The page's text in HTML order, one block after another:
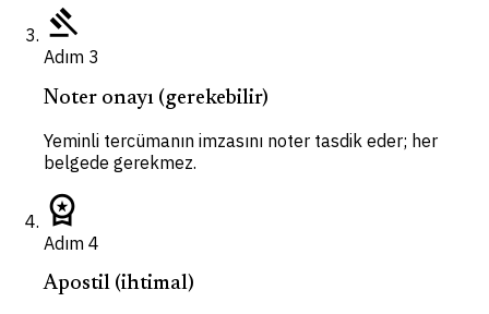
gavel
Adım 3
Noter onayı (gerekebilir)
Yeminli tercümanın imzasını noter tasdik eder; her
belgede gerekmez.
workspace_premium
Adım 4
Apostil (ihtimal)